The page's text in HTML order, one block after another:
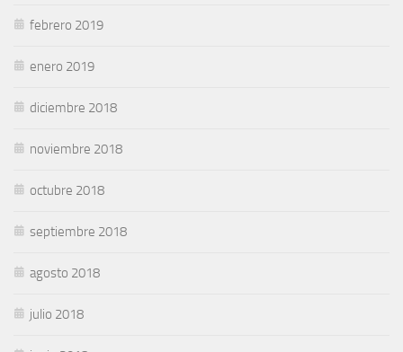
febrero 2019
enero 2019
diciembre 2018
noviembre 2018
octubre 2018
septiembre 2018
agosto 2018
julio 2018